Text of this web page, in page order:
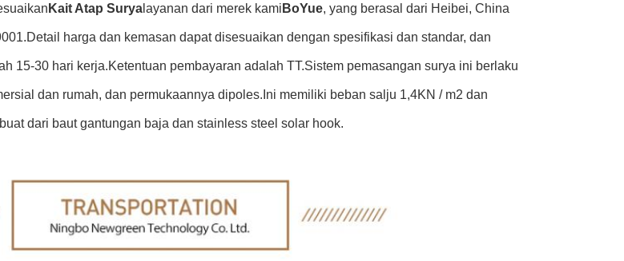
Kait Atap Surya layanan dari merek kami BoYue, yang berasal dari Heibei, China
harga dan kemasan dapat disesuaikan dengan spesifikasi dan standar, dan
15-30 hari kerja.Ketentuan pembayaran adalah TT.Sistem pemasangan surya ini berlaku
dan rumah, dan permukaannya dipoles.Ini memiliki beban salju 1,4KN / m2 dan
dari baut gantungan baja dan stainless steel solar hook.